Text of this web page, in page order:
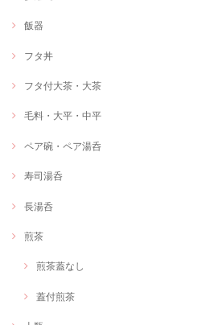
飯器
フタ丼
フタ付大茶・大茶
毛料・大平・中平
ペア碗・ペア湯呑
寿司湯呑
長湯呑
煎茶
煎茶蓋なし
蓋付煎茶